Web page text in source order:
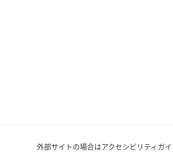
外部サイトの場合はアクセシビリティガ